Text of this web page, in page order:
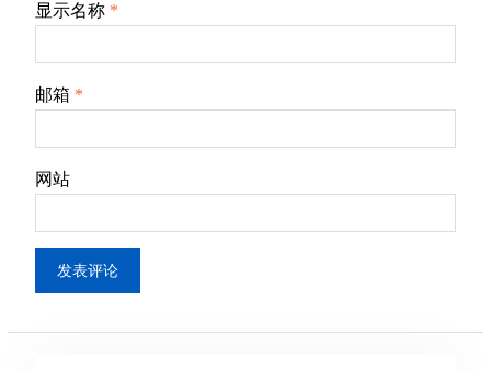
显示名称 *
邮箱 *
网站